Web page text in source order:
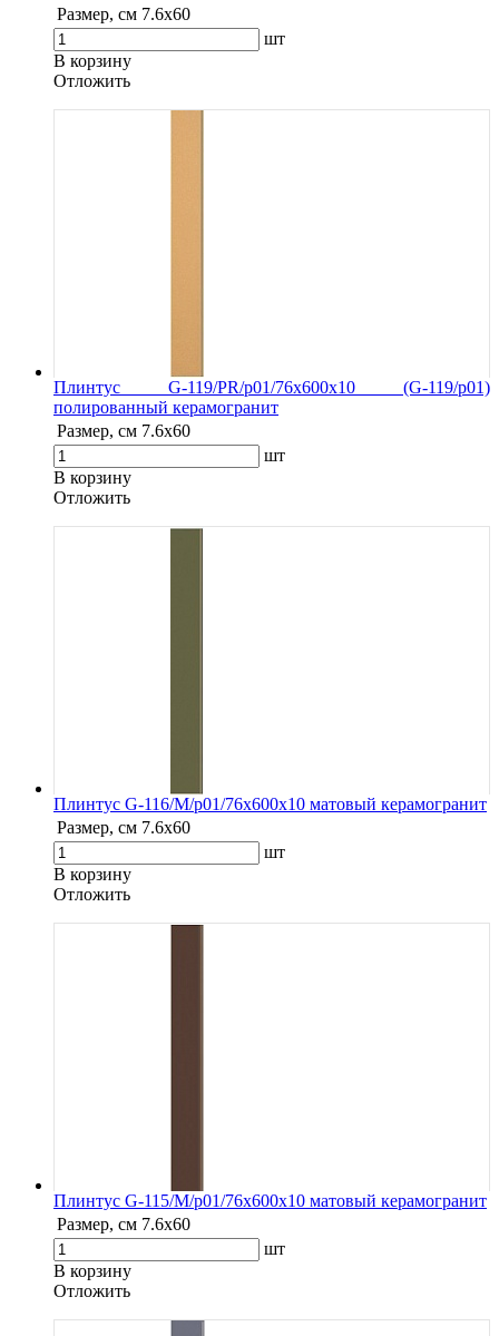
Размер, см 7.6х60
шт
В корзину
Oтложить
Плинтус G-119/PR/p01/76x600x10 (G-119/p01)
полированный керамогранит
Размер, см 7.6х60
шт
В корзину
Oтложить
Плинтус G-116/М/p01/76x600x10 матовый керамогранит
Размер, см 7.6х60
шт
В корзину
Oтложить
Плинтус G-115/М/p01/76x600x10 матовый керамогранит
Размер, см 7.6х60
шт
В корзину
Oтложить